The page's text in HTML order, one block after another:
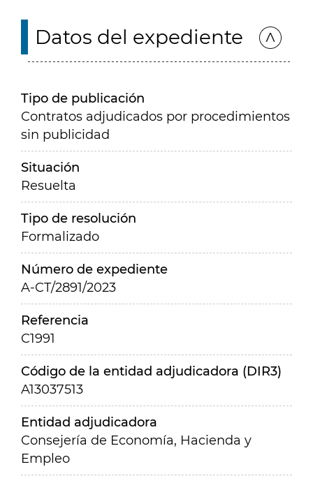
Datos del expediente
Tipo de publicación
Contratos adjudicados por procedimientos
sin publicidad
Situación
Resuelta
Tipo de resolución
Formalizado
Número de expediente
A-CT/2891/2023
Referencia
C1991
Código de la entidad adjudicadora (DIR3)
A13037513
Entidad adjudicadora
Consejería de Economía, Hacienda y
Empleo